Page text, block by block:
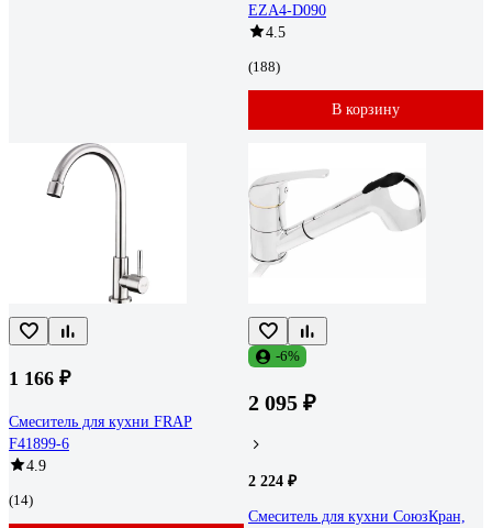
EZA4-D090
4.5
(188)
В корзину
1 166 ₽
Смеситель для кухни FRAP
F41899-6
4.9
(14)
-6%
2 095 ₽
2 224 ₽
Смеситель для кухни СоюзКран,